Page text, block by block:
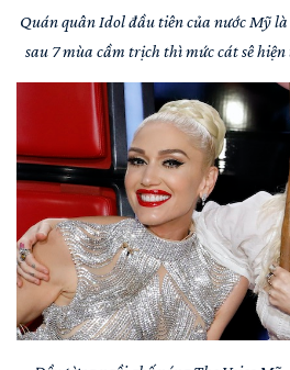
Quán quân Idol đầu tiên của nước Mỹ là
sau 7 mùa cầm trịch thì mức cát sê